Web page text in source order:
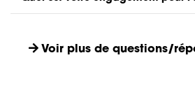
Voir plus de questions/